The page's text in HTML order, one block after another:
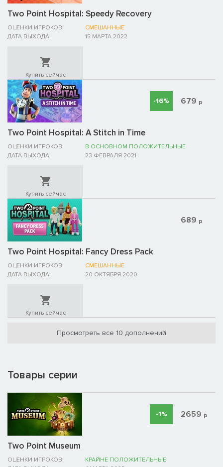
Two Point Hospital: Speedy Recovery
ОЦЕНКИ ИГРОКОВ:
СМЕШАННЫЕ
ДАТА ВЫХОДА:
15 МАРТА 2022
Купить сейчас
Two Point Hospital: A Stitch in Time
ОЦЕНКИ ИГРОКОВ:
В ОСНОВНОМ ПОЛОЖИТЕЛЬНЫЕ
ДАТА ВЫХОДА:
23 ФЕВРАЛЯ 2021
-16% 679 р
Купить сейчас
Two Point Hospital: Fancy Dress Pack
ОЦЕНКИ ИГРОКОВ:
СМЕШАННЫЕ
ДАТА ВЫХОДА:
20 ОКТЯБРЯ 2020
689 р
Купить сейчас
Просмотреть все 10 дополнений
Товары серии
Two Point Museum
ОЦЕНКИ ИГРОКОВ:
КРАЙНЕ ПОЛОЖИТЕЛЬНЫЕ
-1% 2659 р